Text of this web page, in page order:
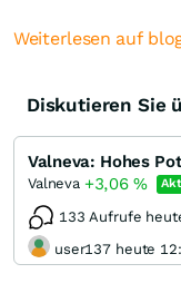
Weiterlesen auf
Diskutieren Sie
Valneva: Hohes
Valneva +3,06%
133 Aufrufe
user137 heute